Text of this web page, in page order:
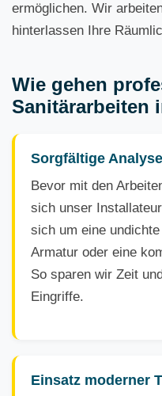
ermöglichen. Wir
hinterlassen Ihre
Wie gehen
Sanitärarbeiten
Sorgfältige
Bevor mit den
sich unser
sich um eine
Armatur oder eine
So sparen wir Zeit
Eingriffe.
Einsatz moderner